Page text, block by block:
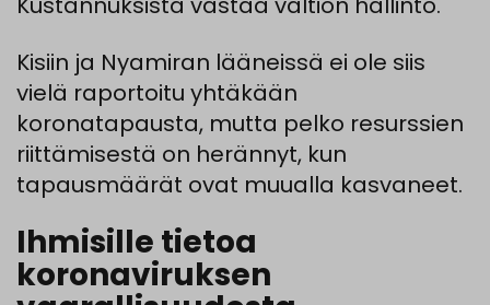
Kisiin ja Nyamiran lääneissä ei ole siis
vielä raportoitu yhtäkään
koronatapausta, mutta pelko resurssien
riittämisestä on herännyt, kun
tapausmäärät ovat muualla kasvaneet.
Ihmisille tietoa
koronaviruksen